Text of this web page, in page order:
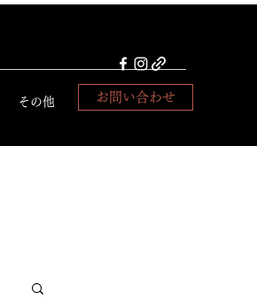
その他 お問い合わせ